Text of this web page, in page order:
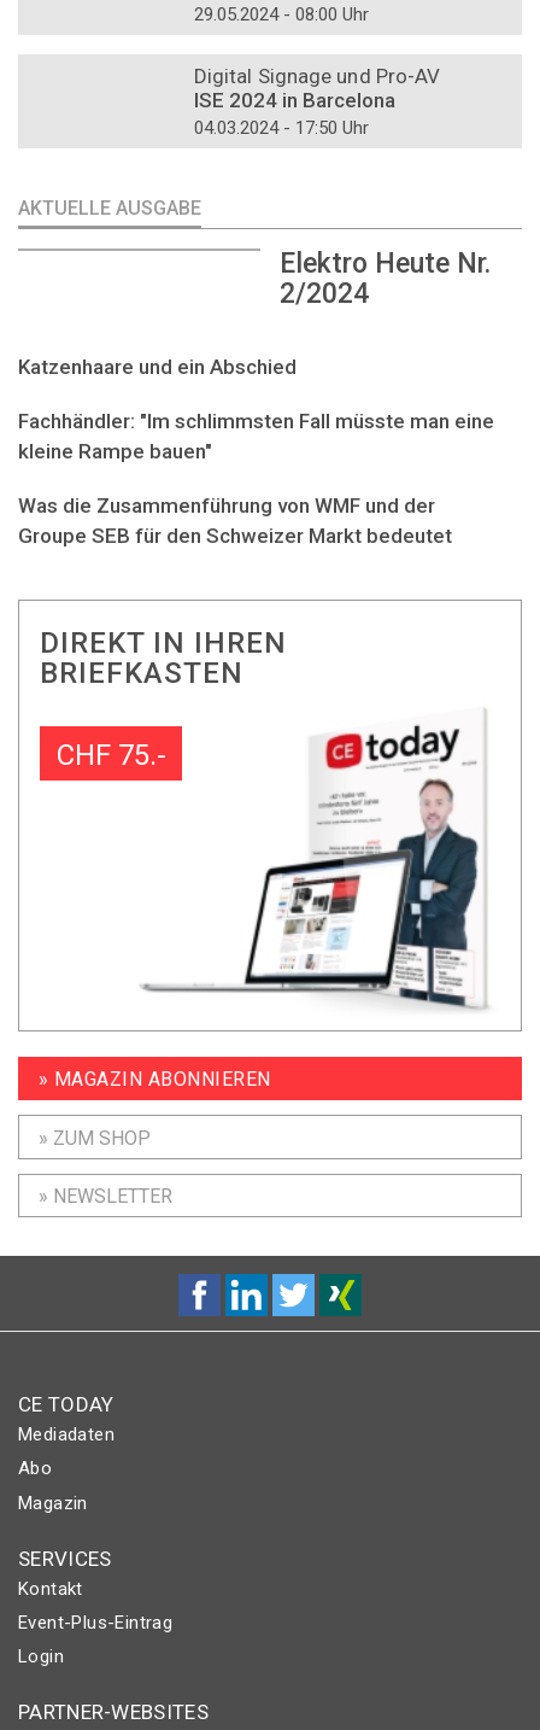
29.05.2024 - 08:00 Uhr
Digital Signage und Pro-AV
ISE 2024 in Barcelona
04.03.2024 - 17:50 Uhr
AKTUELLE AUSGABE
Elektro Heute Nr.
2/2024
Katzenhaare und ein Abschied
Fachhändler: "Im schlimmsten Fall müsste man eine
kleine Rampe bauen"
Was die Zusammenführung von WMF und der
Groupe SEB für den Schweizer Markt bedeutet
DIREKT IN IHREN
BRIEFKASTEN
CHF 75.-
» MAGAZIN ABONNIEREN
» ZUM SHOP
» NEWSLETTER
CE TODAY
Mediadaten
Abo
Magazin
SERVICES
Kontakt
Event-Plus-Eintrag
Login
PARTNER-WEBSITES